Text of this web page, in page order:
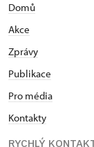
Domů
Akce
Zprávy
Publikace
Pro média
Kontakty
RYCHLÝ